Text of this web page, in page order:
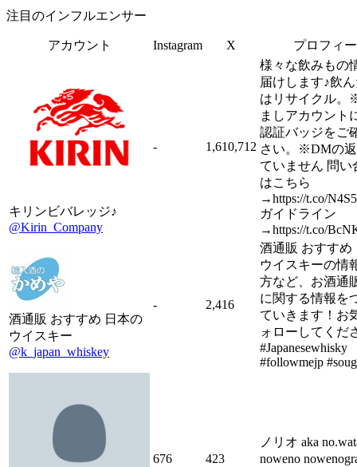
注目のインフルエンサー
アカウント Instagram X プロフィ
キリンビバレッジ♪
@Kirin_Company
- 1,610,712
様々な飲みもの
届けします♪飲
はリサイクル。
ましアカウント
認証バッジをご
さい。※DMの
ていません 問い
はこちら
→https://t.co/
ガイドライン
→https://t.co/
酒通販 おすすめ 日本の
ウイスキー
@k_japan_whiskey
- 2,416
酒通販 おすすめ
ウイスキーの情
方など、お酒通
に関する情報を
ていきます！お
ォローしてくだ
#Japanesewhisky
#followmejp
676 423
ノリオ aka
noweno